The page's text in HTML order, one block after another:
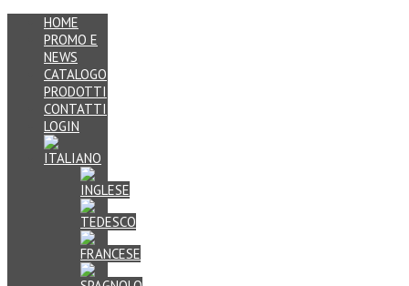
HOME
PROMO E
NEWS
CATALOGO
PRODOTTI
CONTATTI
LOGIN